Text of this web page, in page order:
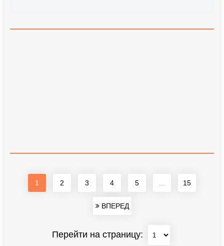
1 2 3 4 5 15
ВПЕРЕД
Перейти на страницу: